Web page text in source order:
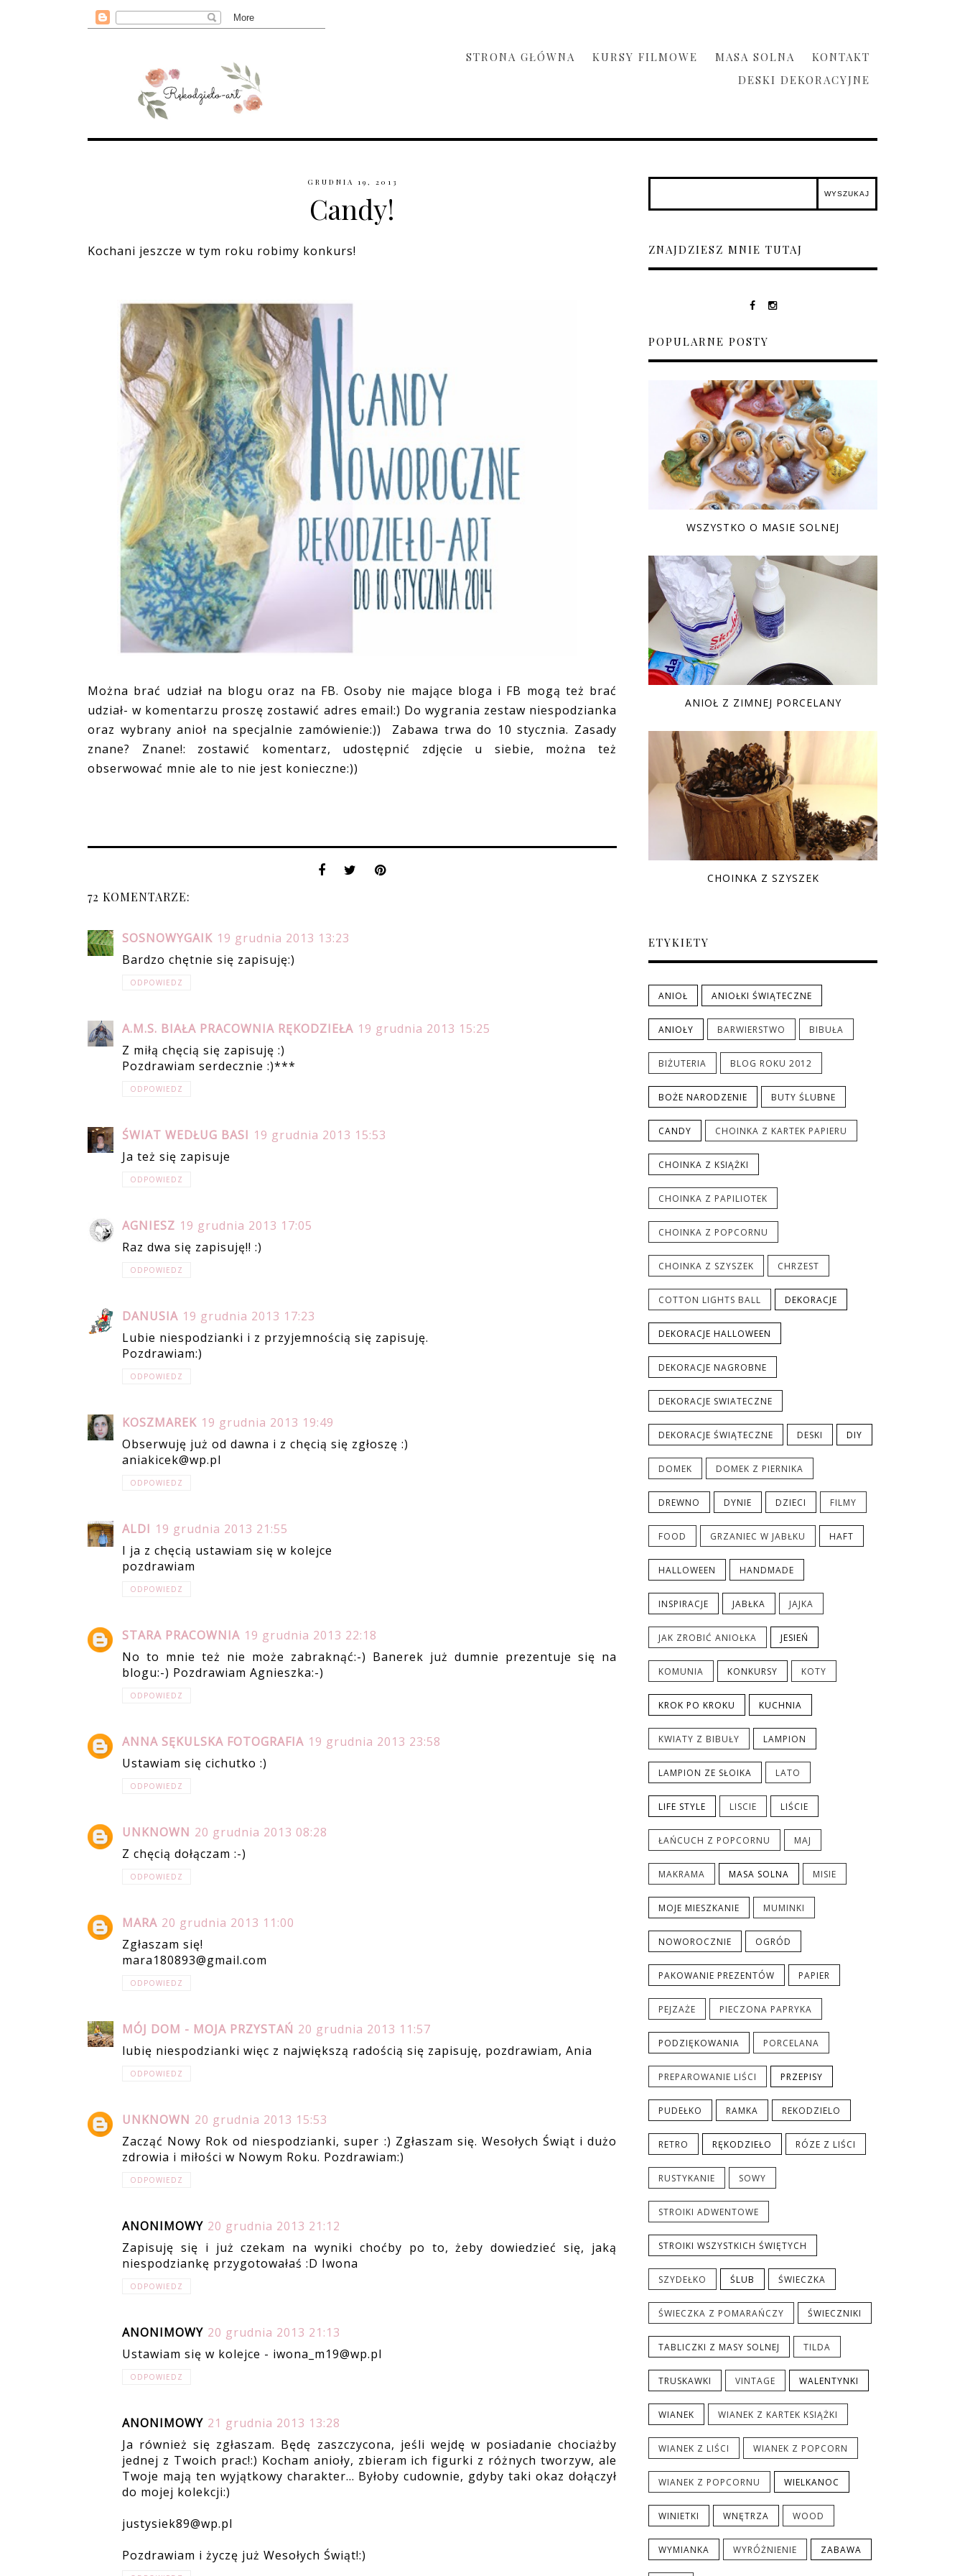
STRONA GŁÓWNA KURSY FILMOWE MASA SOLNA
KONTAKT
DESKI DEKORACYJNE
GRUDNIA 19, 2013
Candy!
Kochani jeszcze w tym roku robimy konkurs!
Można brać udział na blogu oraz na FB. Osoby nie mające bloga i FB mogą też brać
udział- w komentarzu proszę zostawić adres email:) Do wygrania zestaw niespodzianka
oraz wybrany anioł na specjalnie zamówienie:)) Zabawa trwa do 10 stycznia. Zasady
znane? Znane!: zostawić komentarz, udostępnić zdjęcie u siebie, można też
obserwować mnie ale to nie jest konieczne:))
72 KOMENTARZE:
SOSNOWYGAIK 19 grudnia 2013 13:23
Bardzo chętnie się zapisuję:)
ODPOWIEDZ
A.M.S. BIAŁA PRACOWNIA RĘKODZIEŁA 19 grudnia 2013 15:25
Z miłą chęcią się zapisuję :)
Pozdrawiam serdecznie :)***
ODPOWIEDZ
ŚWIAT WEDŁUG BASI 19 grudnia 2013 15:53
Ja też się zapisuje
ODPOWIEDZ
AGNIESZ 19 grudnia 2013 17:05
Raz dwa się zapisuję!! :)
ODPOWIEDZ
DANUSIA 19 grudnia 2013 17:23
Lubie niespodzianki i z przyjemnością się zapisuję.
Pozdrawiam:)
ODPOWIEDZ
KOSZMAREK 19 grudnia 2013 19:49
Obserwuję już od dawna i z chęcią się zgłoszę :)
aniakicek@wp.pl
ODPOWIEDZ
ALDI 19 grudnia 2013 21:55
I ja z chęcią ustawiam się w kolejce
pozdrawiam
ODPOWIEDZ
STARA PRACOWNIA 19 grudnia 2013 22:18
No to mnie też nie może zabraknąć:-) Banerek już dumnie prezentuje się na
blogu:-) Pozdrawiam Agnieszka:-)
ODPOWIEDZ
ANNA SĘKULSKA FOTOGRAFIA 19 grudnia 2013 23:58
Ustawiam się cichutko :)
ODPOWIEDZ
UNKNOWN 20 grudnia 2013 08:28
Z chęcią dołączam :-)
ODPOWIEDZ
MARA 20 grudnia 2013 11:00
Zgłaszam się!
mara180893@gmail.com
ODPOWIEDZ
MÓJ DOM - MOJA PRZYSTAŃ 20 grudnia 2013 11:57
lubię niespodzianki więc z największą radością się zapisuję, pozdrawiam, Ania
ODPOWIEDZ
UNKNOWN 20 grudnia 2013 15:53
Zacząć Nowy Rok od niespodzianki, super :) Zgłaszam się. Wesołych Świąt i dużo
zdrowia i miłości w Nowym Roku. Pozdrawiam:)
ODPOWIEDZ
ANONIMOWY 20 grudnia 2013 21:12
Zapisuję się i już czekam na wyniki choćby po to, żeby dowiedzieć się, jaką
niespodziankę przygotowałaś :D Iwona
ODPOWIEDZ
ANONIMOWY 20 grudnia 2013 21:13
Ustawiam się w kolejce - iwona_m19@wp.pl
ODPOWIEDZ
ANONIMOWY 21 grudnia 2013 13:28
Ja również się zgłaszam. Będę zaszczycona, jeśli wejdę w posiadanie chociażby
jednej z Twoich prac!:) Kocham anioły, zbieram ich figurki z różnych tworzyw, ale
Twoje mają ten wyjątkowy charakter... Byłoby cudownie, gdyby taki okaz dołączył
do mojej kolekcji:)
justysiek89@wp.pl
Pozdrawiam i życzę już Wesołych Świąt!:)
ZNAJDZIESZ MNIE TUTAJ
POPULARNE POSTY
WSZYSTKO O MASIE SOLNEJ
ANIOŁ Z ZIMNEJ PORCELANY
CHOINKA Z SZYSZEK
ETYKIETY
ANIOŁ ANIOŁKI ŚWIĄTECZNE
ANIOŁY BARWIERSTWO BIBUŁA
BIŻUTERIA BLOG ROKU 2012
BOŻE NARODZENIE BUTY ŚLUBNE
CANDY CHOINKA Z KARTEK PAPIERU
CHOINKA Z KSIĄŻKI
CHOINKA Z PAPILIOTEK
CHOINKA Z POPCORNU
CHOINKA Z SZYSZEK CHRZEST
COTTON LIGHTS BALL DEKORACJE
DEKORACJE HALLOWEEN
DEKORACJE NAGROBNE
DEKORACJE SWIATECZNE
DEKORACJE ŚWIĄTECZNE DESKI DIY
DOMEK DOMEK Z PIERNIKA
DREWNO DYNIE DZIECI FILMY
FOOD GRZANIEC W JABŁKU HAFT
HALLOWEEN HANDMADE
INSPIRACJE JABŁKA JAJKA
JAK ZROBIĆ ANIOŁKA JESIEŃ
KOMUNIA KONKURSY KOTY
KROK PO KROKU KUCHNIA
KWIATY Z BIBUŁY LAMPION
LAMPION ZE SŁOIKA LATO
LIFE STYLE LISCIE LIŚCIE
ŁAŃCUCH Z POPCORNU MAJ
MAKRAMA MASA SOLNA MISIE
MOJE MIESZKANIE MUMINKI
NOWOROCZNIE OGRÓD
PAKOWANIE PREZENTÓW PAPIER
PEJZAŻE PIECZONA PAPRYKA
PODZIĘKOWANIA PORCELANA
PREPAROWANIE LIŚCI PRZEPISY
PUDEŁKO RAMKA REKODZIELO
RETRO RĘKODZIEŁO RÓZE Z LIŚCI
RUSTYKANIE SOWY
STROIKI ADWENTOWE
STROIKI WSZYSTKICH ŚWIĘTYCH
SZYDEŁKO ŚLUB ŚWIECZKA
ŚWIECZKA Z POMARAŃCZY ŚWIECZNIKI
TABLICZKI Z MASY SOLNEJ TILDA
TRUSKAWKI VINTAGE WALENTYNKI
WIANEK WIANEK Z KARTEK KSIĄŻKI
WIANEK Z LIŚCI WIANEK Z POPCORN
WIANEK Z POPCORNU WIELKANOC
WINIETKI WNĘTRZA WOOD
WYMIANKA WYRÓŻNIENIE ZABAWA